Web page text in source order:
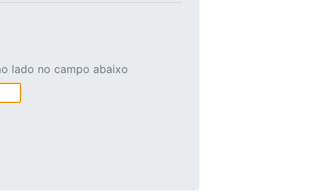
lado no campo abaixo